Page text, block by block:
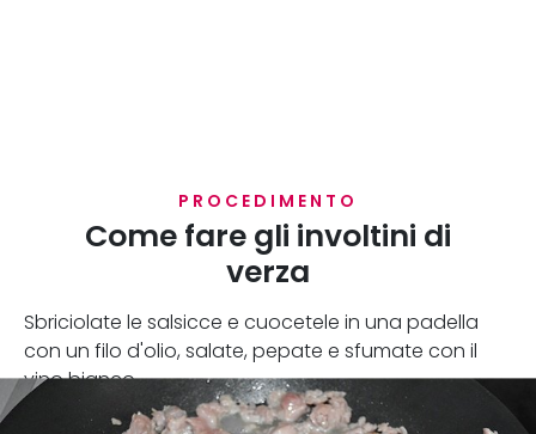
PROCEDIMENTO
Come fare gli involtini di
verza
Sbriciolate le salsicce e cuocetele in una padella
con un filo d'olio, salate, pepate e sfumate con il
vino bianco